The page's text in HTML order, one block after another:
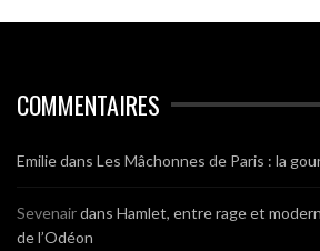
COMMENTAIRES
Emiliedans Les Mâchonnes de Paris : la
Sevenairdans Hamlet, entre rage et
de l’Odéon